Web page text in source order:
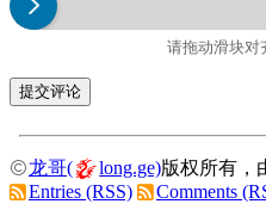
请拖动滑块对
龙哥( long.ge)版权所有，
Entries (RSS)
Comments